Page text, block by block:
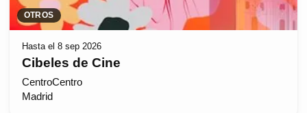
OTROS
Hasta el 8 sep 2026
Cibeles de Cine
CentroCentro
Madrid